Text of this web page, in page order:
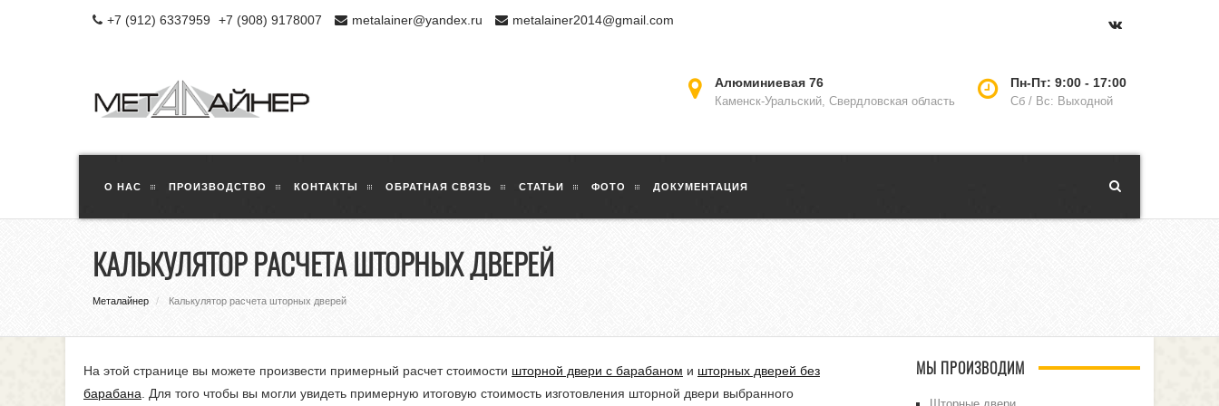
+7 (912) 6337959 +7 (908) 9178007 metalainer@yandex.ru metalainer2014@gmail.com
Пн-Пт: 9:00 - 17:00
Сб / Вс: Выходной
Алюминиевая 76
Каменск-Уральский, Свердловская область
О НАС ПРОИЗВОДСТВО КОНТАКТЫ ОБРАТНАЯ СВЯЗЬ СТАТЬИ ФОТО ДОКУМЕНТАЦИЯ
КАЛЬКУЛЯТОР РАСЧЕТА ШТОРНЫХ ДВЕРЕЙ
Металайнер Калькулятор расчета шторных дверей
На этой странице вы можете произвести примерный расчет стоимости шторной двери с барабаном и шторных дверей без
барабана . Для того чтобы вы могли увидеть примерную итоговую стоимость изготовления шторной двери выбранного
МЫ ПРОИЗВОДИМ